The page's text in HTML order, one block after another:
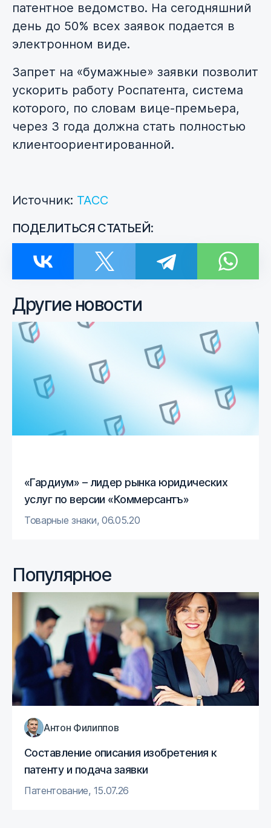
патентное ведомство. На сегодняшний
день до 50% всех заявок подается в
электронном виде.
Запрет на «бумажные» заявки позволит
ускорить работу Роспатента, система
которого, по словам вице-премьера,
через 3 года должна стать полностью
клиентоориентированной.
Источник: ТАСС
ПОДЕЛИТЬСЯ СТАТЬЕЙ:
Другие новости
«Гардиум» – лидер рынка юридических
услуг по версии «Коммерсантъ»
Товарные знаки, 06.05.20
Популярное
Составление описания изобретения к
патенту и подача заявки
Антон Филиппов
Патентование, 15.07.26